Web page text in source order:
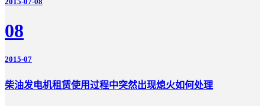
08
2015-07
柴油发电机租赁使用过程中突然出现熄火如何处理